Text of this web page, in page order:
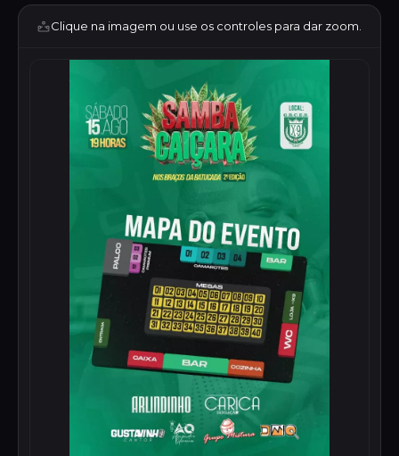
Clique na imagem ou use os controles para dar zoom.